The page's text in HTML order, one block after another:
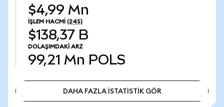
$4,99 Mn
İŞLEM HACMI (24S)
$138,37 B
DOLAŞIMDAKI ARZ
99,21 Mn POLS
DAHA FAZLA İSTATİSTİK GÖR